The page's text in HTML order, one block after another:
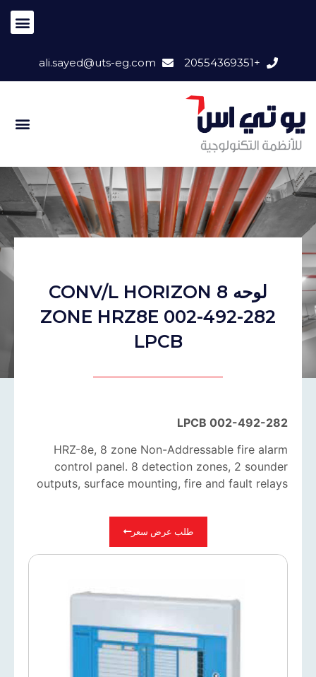
+20554369351
ali.sayed@uts-eg.com
لوحه CONV/L HORIZON 8
ZONE HRZ8E 002-492-282
LPCB
002-492-282 LPCB
HRZ-8e, 8 zone Non-Addressable fire alarm
control panel. 8 detection zones, 2 sounder
outputs, surface mounting, fire and fault relays
طلب عرض سعر